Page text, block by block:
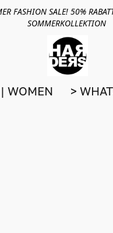
FASHION SALE! 50%
SOMMERKOLLEKTION
WOMEN >